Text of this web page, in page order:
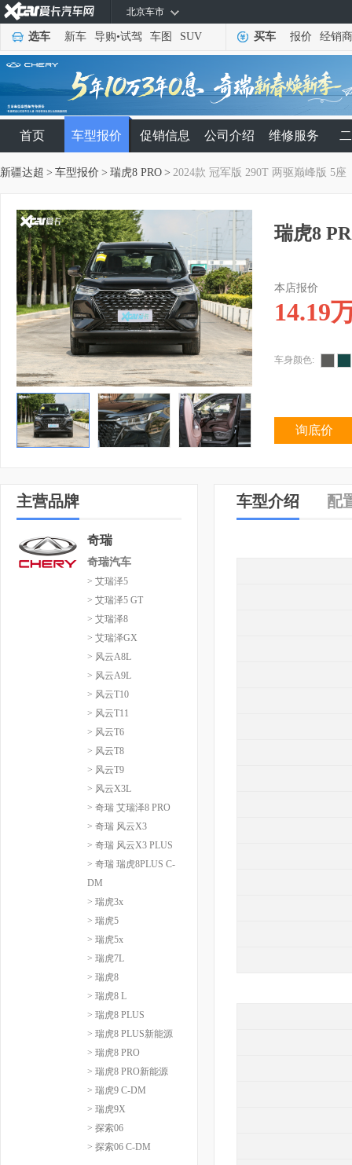
北京车市
选车 新车 导购•试驾 车图 SUV 买车 报价 经销商
首页 车型报价 促销信息 公司介绍 维修服务
新疆达超 > 车型报价 > 瑞虎8 PRO > 2024款 冠军版 290T 两驱巅峰版 5座
瑞虎8
本店报价
14.19
车身颜色:
询底价
主营品牌
奇瑞
奇瑞汽车
> 艾瑞泽5
> 艾瑞泽5 GT
> 艾瑞泽8
> 艾瑞泽GX
> 风云A8L
> 风云A9L
> 风云T10
> 风云T11
> 风云T6
> 风云T8
> 风云T9
> 风云X3L
> 奇瑞 艾瑞泽8 PRO
> 奇瑞 风云X3
> 奇瑞 风云X3 PLUS
> 奇瑞 瑞虎8PLUS C-
DM
> 瑞虎3x
> 瑞虎5
> 瑞虎5x
> 瑞虎7L
> 瑞虎8
> 瑞虎8 L
> 瑞虎8 PLUS
> 瑞虎8 PLUS新能源
> 瑞虎8 PRO
> 瑞虎8 PRO新能源
> 瑞虎9 C-DM
> 瑞虎9X
> 探索06
> 探索06 C-DM
车型介绍 配